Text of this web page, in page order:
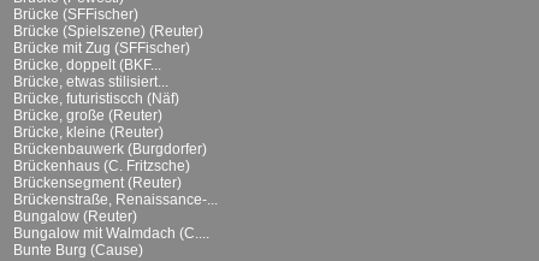
Brücke (SFFischer)
Brücke (Spielszene) (Reuter)
Brücke mit Zug (SFFischer)
Brücke, doppelt (BKF...
Brücke, etwas stilisiert...
Brücke, futuristiscch (Näf)
Brücke, große (Reuter)
Brücke, kleine (Reuter)
Brückenbauwerk (Burgdorfer)
Brückenhaus (C. Fritzsche)
Brückensegment (Reuter)
Brückenstraße, Renaissance-...
Bungalow (Reuter)
Bungalow mit Walmdach (C....
Bunte Burg (Cause)